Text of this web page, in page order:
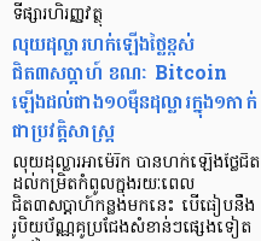
ទីផ្សារហិរញ្ញវត្ថុ
លុយដុល្លារហក់ឡើងថ្លៃខ្ពស់
ជិត៣សប្តាហ៍ ខណៈ Bitcoin
ឡើងដល់ជាង១០ម៉ឺនដុល្លារក្នុង១កាក់
ជាប្រវត្តិសាស្ត្រ
លុយដុល្លារអាម៉េរិក បានហក់ឡើងថ្លៃជិត
ដល់កម្រិតកំពូលក្នុងរយៈពេល
ជិត៣សប្តាហ៍កន្លងមកនេះ បើធៀបនឹង
រូបិយប័ណ្ណគូប្រជែងសំខាន់ៗផ្សេងទៀត